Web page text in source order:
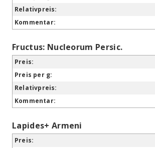
Fructus: Nucleorum Persic.
Lapides+ Armeni